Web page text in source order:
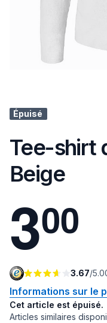
Épuisé
Tee-shirt
Beige
300
3.67/
Informations sur le
Cet article est épuisé.
Articles similaires